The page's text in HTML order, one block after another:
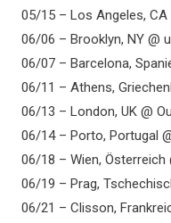
05/15 – Los Angeles,
06/06 – Brooklyn, NY @
06/07 – Barcelona,
06/11 – Athens,
06/13 – London, UK @
06/14 – Porto, Portugal
06/18 – Wien, Österreich
06/19 – Prag,
06/21 – Clisson,